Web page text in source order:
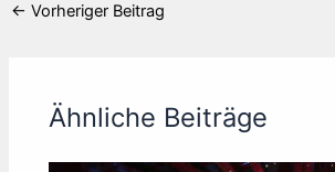
← Vorheriger Beitrag
Ähnliche Beiträge